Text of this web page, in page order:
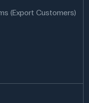
(Export Customers)